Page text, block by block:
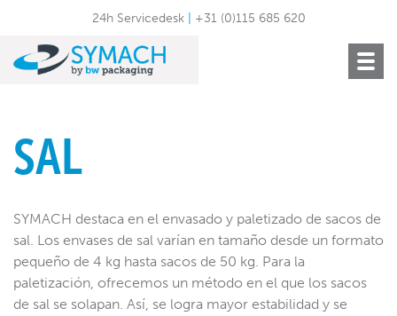
24h Servicedesk +31 (0)115 685 620
Toggle
SAL
SYMACH destaca en el envasado y paletizado de sacos de
sal. Los envases de sal varían en tamaño desde un formato
pequeño de 4 kg hasta sacos de 50 kg. Para la
paletización, ofrecemos un método en el que los sacos
de sal se solapan. Así, se logra mayor estabilidad y se